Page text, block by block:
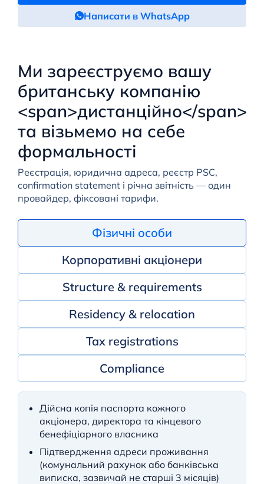
Написати в WhatsApp
Ми зареєструємо вашу
британську компанію
<span>дистанційно</span>
та візьмемо на себе
формальності
Реєстрація, юридична адреса, реєстр PSC,
confirmation statement і річна звітність — один
провайдер, фіксовані тарифи.
Фізичні особи
Корпоративні акціонери
Structure & requirements
Residency & relocation
Tax registrations
Compliance
Дійсна копія паспорта кожного
акціонера, директора та кінцевого
бенефіціарного власника
Підтвердження адреси проживання
(комунальний рахунок або банківська
виписка, зазвичай не старші 3 місяців)